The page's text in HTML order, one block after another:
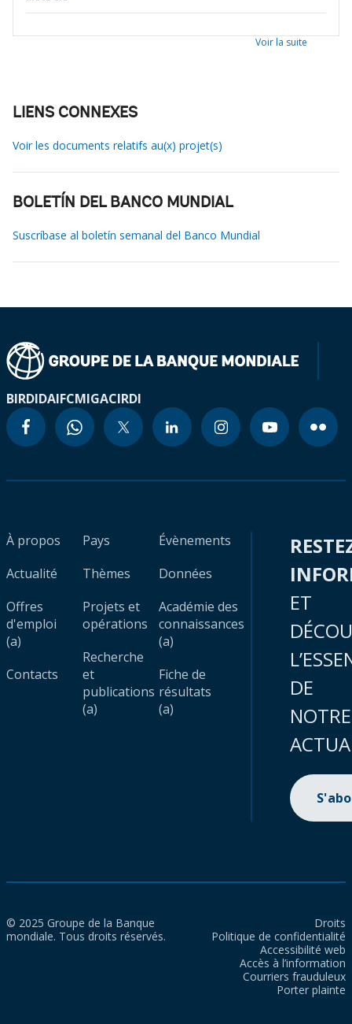
Voir la suite
LIENS CONNEXES
Voir les documents relatifs au(x) projet(s)
BOLETÍN DEL BANCO MUNDIAL
Suscríbase al boletín semanal del Banco Mundial
BIRDIDAIFCMIGACIRDI
À propos
Actualité
Offres
d'emploi
(a)
Contacts
Pays
Thèmes
Projets et
opérations
Recherche
et
publications
(a)
Évènements
Données
Académie des
connaissances
(a)
Fiche de
résultats
(a)
ET
DE
NOTRE
© 2025 Groupe de la Banque
mondiale. Tous droits réservés.
Droits
Politique de confidentialité
Accessibilité web
Accès à l’information
Courriers frauduleux
Porter plainte